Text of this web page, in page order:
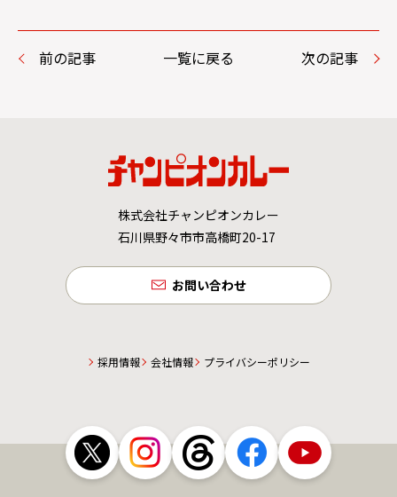
前の記事 一覧に戻る 次の記事
株式会社チャンピオンカレー
石川県野々市市高橋町20-17
お問い合わせ
採用情報 会社情報 プライバシーポリシー